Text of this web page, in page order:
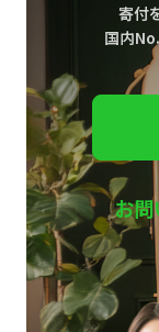
寄付
国内
お問